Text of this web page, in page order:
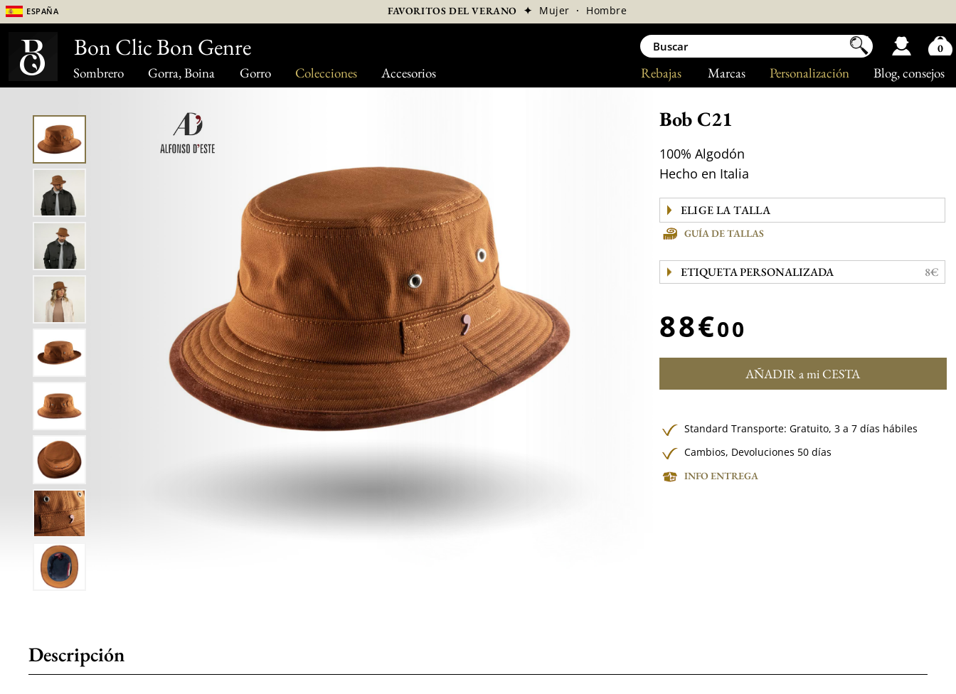
Sombrero Gorra, Boina Gorro Colecciones Accesorios Blog, consejos
Personalización
Marcas
Rebajas
España FAVORITOS DEL VERANO ✦ Mujer · Hombre
Bob C21
100% Algodón
Hecho en Italia
GUÍA DE TALLAS
ETIQUETA PERSONALIZADA 8€
88€00
AÑADIR a mi CESTA
Standard Transporte:Gratuito,3 a 7 días hábiles
Cambios, Devoluciones 50 días
INFO ENTREGA
Descripción
Bon Clic Bon Genre 0